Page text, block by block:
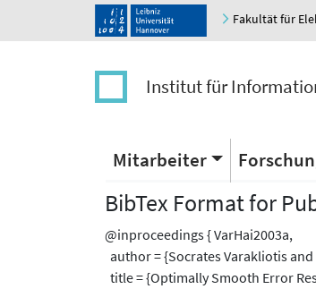
Fakultät für
Institut für
Mitarbeiter
BibTex Format for
@inproceedings { VarHai2003a,
author = {Socrates Varakliotis
title = {Optimally Smooth Error